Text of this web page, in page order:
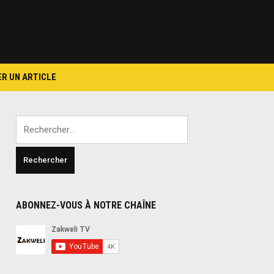
UN ARTICLE
ABONNEZ-VOUS À NOTRE CHAÎNE